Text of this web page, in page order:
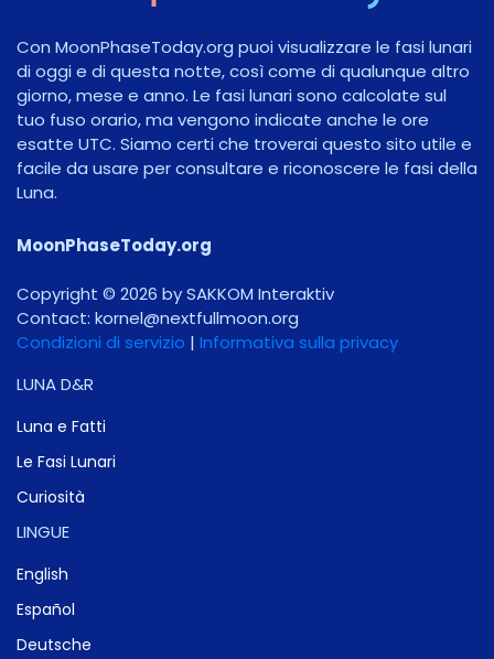
Con MoonPhaseToday.org puoi visualizzare le fasi lunari
di oggi e di questa notte, così come di qualunque altro
giorno, mese e anno. Le fasi lunari sono calcolate sul
tuo fuso orario, ma vengono indicate anche le ore
esatte UTC. Siamo certi che troverai questo sito utile e
facile da usare per consultare e riconoscere le fasi della
Luna.
MoonPhaseToday.org
Copyright © 2026 by SAKKOM Interaktiv
Contact: gro.noomlluftxen@lenrok
Condizioni di servizio | Informativa sulla privacy
LUNA D&R
Luna e Fatti
Le Fasi Lunari
Curiosità
LINGUE
English
Español
Deutsche